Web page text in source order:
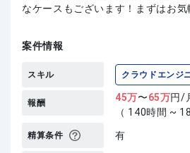
なケースもございます！まずはお気
案件情報
スキル クラウドエンジ
報酬 45万〜65万円/
（ 140時間 ~
精算条件 有